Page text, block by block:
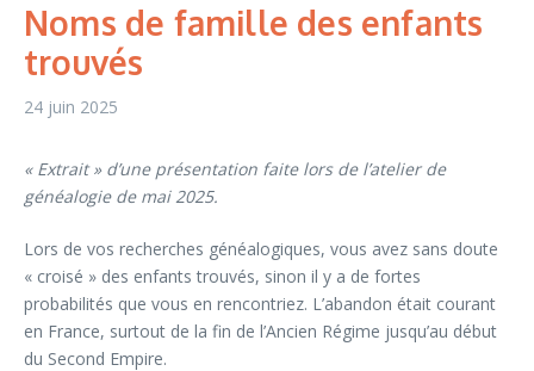
Noms de famille des enfants
trouvés
24 juin 2025
« Extrait » d’une présentation faite lors de l’atelier de
généalogie de mai 2025.
Lors de vos recherches généalogiques, vous avez sans doute
« croisé » des enfants trouvés, sinon il y a de fortes
probabilités que vous en rencontriez. L’abandon était courant
en France, surtout de la fin de l’Ancien Régime jusqu’au début
du Second Empire.